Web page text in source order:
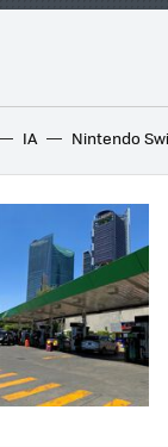
IA Nintendo